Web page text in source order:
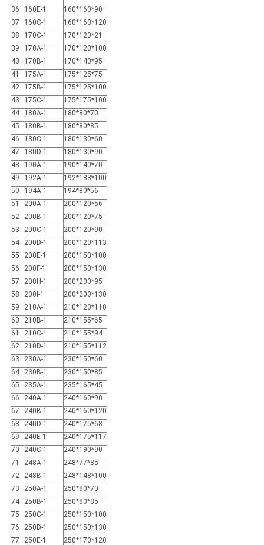
36
160E-1
160*160*90
37
160C-1
160*160*120
38
170C-1
170*120*21
39
170A-1
170*120*100
40
170B-1
170*140*95
41
175A-1
175*125*75
42
175B-1
175*125*100
43
175C-1
175*175*100
44
180A-1
180*80*70
45
180B-1
180*80*85
46
180C-1
180*130*60
47
180D-1
180*130*90
48
190A-1
190*140*70
49
192A-1
192*188*100
50
194A-1
194*80*56
51
200A-1
200*120*56
52
200B-1
200*120*75
53
200C-1
200*120*90
54
200D-1
200*120*113
55
200E-1
200*150*100
56
200F-1
200*150*130
57
200H-1
200*200*95
58
200I-1
200*200*130
59
210A-1
210*120*110
60
210B-1
210*155*65
61
210C-1
210*155*94
62
210D-1
210*155*112
63
230A-1
230*150*60
64
230B-1
230*150*85
65
235A-1
235*165*45
66
240A-1
240*160*90
67
240B-1
240*160*120
68
240D-1
240*175*68
69
240E-1
240*175*117
70
240C-1
240*190*90
71
248A-1
248*77*85
72
248B-1
248*148*100
73
250A-1
250*80*70
74
250B-1
250*80*85
75
250C-1
250*150*100
76
250D-1
250*150*130
77
250E-1
250*170*120